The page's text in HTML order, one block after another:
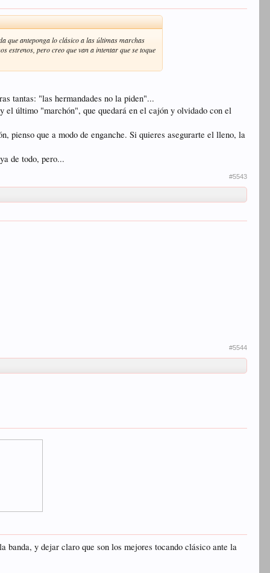
que anteponga lo clásico a las últimas marchas
estrenos, pero creo que van a intentar que se toque
tantas: "las hermandades no la piden"...
el último "marchón", que quedará en el cajón y olvidado con el
pienso que a modo de enganche. Si quieres asegurarte el lleno, la
de todo, pero...
#5543
#5544
banda, y dejar claro que son los mejores tocando clásico ante la